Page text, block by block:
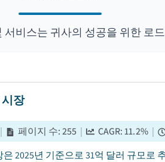
서비스는 귀사의 성공을 위한 로
장
| 페이지 수:255 | CAGR:11.2% |
2025년 기준으로 31억 달러 규모로